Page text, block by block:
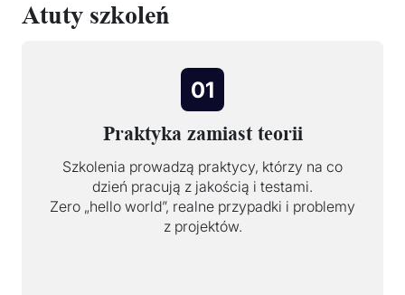
Atuty szkoleń
01
Praktyka zamiast teorii
Szkolenia prowadzą praktycy, którzy na co
dzień pracują z jakością i testami.
Zero „hello world”, realne przypadki i problemy
z projektów.